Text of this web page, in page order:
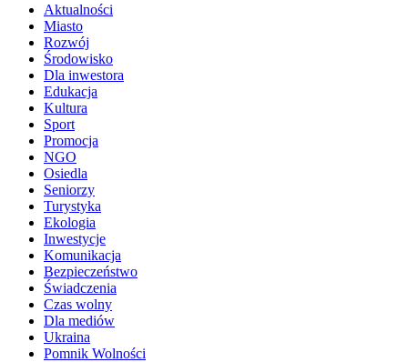
Aktualności
Miasto
Rozwój
Środowisko
Dla inwestora
Edukacja
Kultura
Sport
Promocja
NGO
Osiedla
Seniorzy
Turystyka
Ekologia
Inwestycje
Komunikacja
Bezpieczeństwo
Świadczenia
Czas wolny
Dla mediów
Ukraina
Pomnik Wolności